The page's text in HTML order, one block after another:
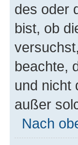
des oder
bist, ob
beachte,
und nicht
außer
Nach